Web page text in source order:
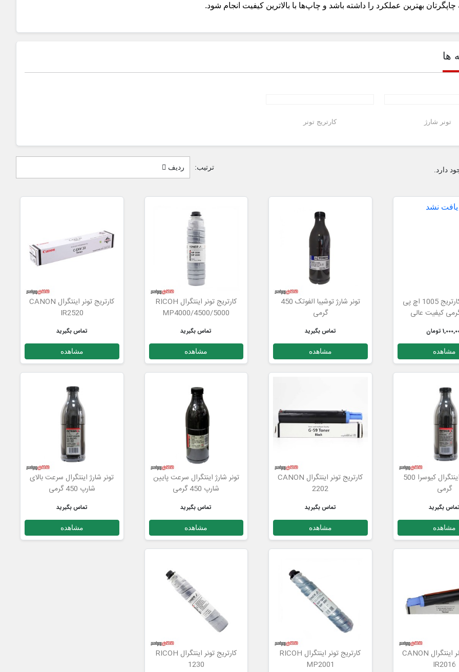
بهترین عملکرد را داشته باشد و چاپ‌ها با بالاترین کیفیت انجام شود.
ها
تونر شارژ کارتریج تونر
ترتیب: ردیف
تونر شارژ کارتریج 1005 اچ پی
تومان
مشاهده
تونر شارژ توشیبا الفوتک 450
گرمی
تماس بگیرید
مشاهده
کارتریج تونر اینتگرال RICOH
MP4000/4500/5000
تماس بگیرید
مشاهده
کارتریج تونر اینتگرال CANON
IR2520
تماس بگیرید
مشاهده
تونر شارژ اینتگرال کیوسرا 500
گرمی
بگیرید
مشاهده
کارتریج تونر اینتگرال CANON
2202
تماس بگیرید
مشاهده
تونر شارژ اینتگرال سرعت پایین
شارپ 450 گرمی
تماس بگیرید
مشاهده
تونر شارژ اینتگرال سرعت بالای
شارپ 450 گرمی
تماس بگیرید
مشاهده
کارتریج تونر اینتگرال CANON
IR2016
کارتریج تونر اینتگرال RICOH
MP2001
کارتریج تونر اینتگرال RICOH
1230